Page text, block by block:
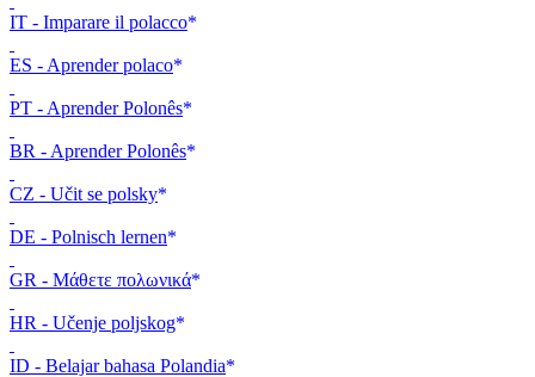
IT - Imparare il polacco
ES - Aprender polaco
PT - Aprender Polonês
BR - Aprender Polonês
CZ - Učit se polsky
DE - Polnisch lernen
GR - Μάθετε πολωνικά
HR - Učenje poljskog
ID - Belajar bahasa Polandia